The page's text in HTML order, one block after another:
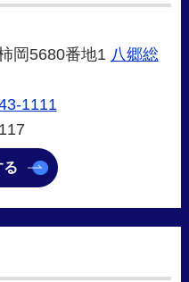
岡5680番地1 八郷総
1111
る